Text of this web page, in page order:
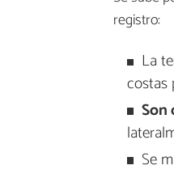
registro:
La
costas
Son
Se